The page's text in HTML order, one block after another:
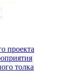
проекта
толка